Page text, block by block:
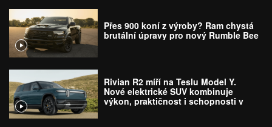
Přes 900 koní z výroby? Ram chystá
brutální úpravy pro nový Rumble Bee
Rivian R2 míří na Teslu Model Y.
Nové elektrické SUV kombinuje
výkon, praktičnost i schopnosti v